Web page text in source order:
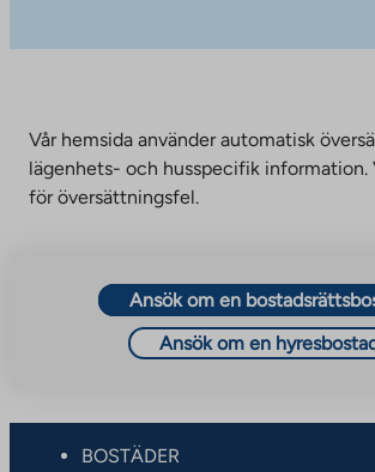
Vår hemsida använder automatisk
lägenhets- och husspecifik information.
för översättningsfel.
Ansök om en
Ansök om en
BOSTÄDER